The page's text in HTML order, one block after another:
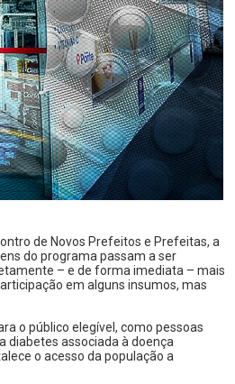
de Novos Prefeitos e Prefeitas, a
do programa passam a ser
– e de forma imediata – mais
em alguns insumos, mas
o público elegível, como pessoas
diabetes associada à doença
o acesso da população a